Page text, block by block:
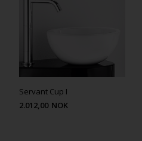
Servant Cup I
2.012,00 NOK